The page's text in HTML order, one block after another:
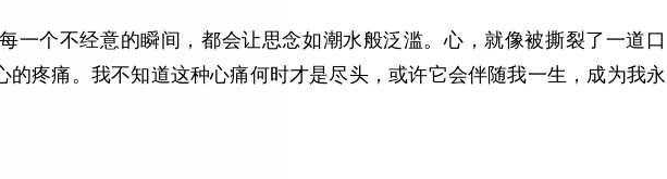
一个不经意的瞬间，都会让思念如潮水般泛滥。心，就像被撕裂了一道口
疼痛。我不知道这种心痛何时才是尽头，或许它会伴随我一生，成为我永